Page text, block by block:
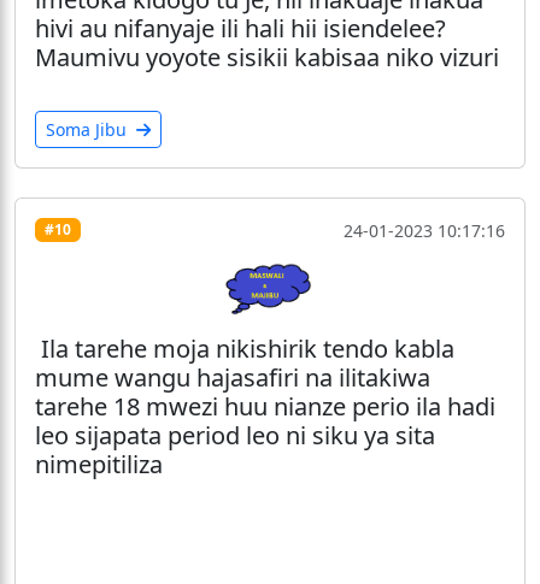
hivi au nifanyaje ili hali hii isiendelee?
Maumivu yoyote sisikii kabisaa niko vizuri
Soma Jibu
#10 24-01-2023 10:17:16
Ila tarehe moja nikishirik tendo kabla
mume wangu hajasafiri na ilitakiwa
tarehe 18 mwezi huu nianze perio ila hadi
leo sijapata period leo ni siku ya sita
nimepitiliza